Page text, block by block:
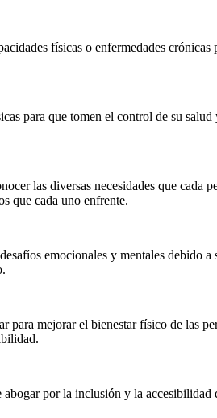
físicas o enfermedades
para que tomen el control de su
las diversas necesidades que cada
que cada uno enfrente.
emocionales y mentales debido
mejorar el bienestar físico de las
por la inclusión y la accesibilidad